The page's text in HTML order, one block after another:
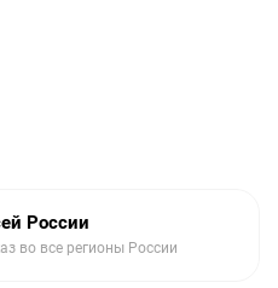
России
во все регионы России